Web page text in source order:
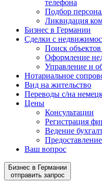
телефона
Подбор
Ликвидация
Бизнес в Германии
Сделки с
Поиск
Оформление
Управление и
Нотариальное
Вид на жительство
Переводы с/на
Цены
Консультации
Регистрация
Ведение
Ваш вопрос
Бизнес в Германии
отправить запрос